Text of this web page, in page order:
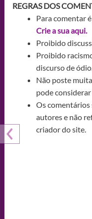
REGRAS DOS
Para comentar
Crie a sua aqui.
Proibido
Proibido
discurso de
Não poste
pode considerar
Os comentários
autores e não
criador do site.